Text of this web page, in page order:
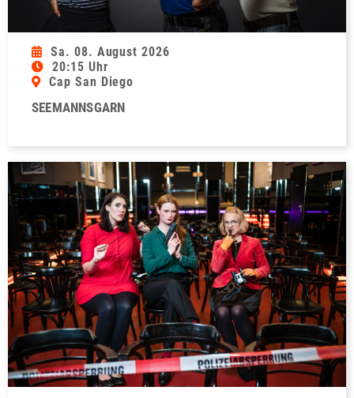
Sa. 08. August 2026
20:15 Uhr
Cap San Diego
SEEMANNSGARN